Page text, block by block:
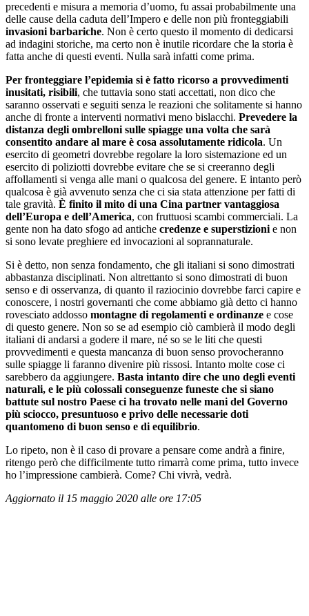
precedenti e misura a memoria d’uomo, fu assai probabilmente una
delle cause della caduta dell’Impero e delle non più fronteggiabili
invasioni barbariche. Non è certo questo il momento di dedicarsi
ad indagini storiche, ma certo non è inutile ricordare che la storia è
fatta anche di questi eventi. Nulla sarà infatti come prima.
Per fronteggiare l’epidemia si è fatto ricorso a provvedimenti
inusitati, risibili, che tuttavia sono stati accettati, non dico che
saranno osservati e seguiti senza le reazioni che solitamente si hanno
anche di fronte a interventi normativi meno bislacchi. Prevedere la
distanza degli ombrelloni sulle spiagge una volta che sarà
consentito andare al mare è cosa assolutamente ridicola. Un
esercito di geometri dovrebbe regolare la loro sistemazione ed un
esercito di poliziotti dovrebbe evitare che se si creeranno degli
affollamenti si venga alle mani o qualcosa del genere. E intanto però
qualcosa è già avvenuto senza che ci sia stata attenzione per fatti di
tale gravità. È finito il mito di una Cina partner vantaggiosa
dell’Europa e dell’America, con fruttuosi scambi commerciali. La
gente non ha dato sfogo ad antiche credenze e superstizioni e non
si sono levate preghiere ed invocazioni al soprannaturale.
Si è detto, non senza fondamento, che gli italiani si sono dimostrati
abbastanza disciplinati. Non altrettanto si sono dimostrati di buon
senso e di osservanza, di quanto il raziocinio dovrebbe farci capire e
conoscere, i nostri governanti che come abbiamo già detto ci hanno
rovesciato addosso montagne di regolamenti e ordinanze e cose
di questo genere. Non so se ad esempio ciò cambierà il modo degli
italiani di andarsi a godere il mare, né so se le liti che questi
provvedimenti e questa mancanza di buon senso provocheranno
sulle spiagge li faranno divenire più rissosi. Intanto molte cose ci
sarebbero da aggiungere. Basta intanto dire che uno degli eventi
naturali, e le più colossali conseguenze funeste che si siano
battute sul nostro Paese ci ha trovato nelle mani del Governo
più sciocco, presuntuoso e privo delle necessarie doti
quantomeno di buon senso e di equilibrio.
Lo ripeto, non è il caso di provare a pensare come andrà a finire,
ritengo però che difficilmente tutto rimarrà come prima, tutto invece
ho l’impressione cambierà. Come? Chi vivrà, vedrà.
Aggiornato il 15 maggio 2020 alle ore 17:05